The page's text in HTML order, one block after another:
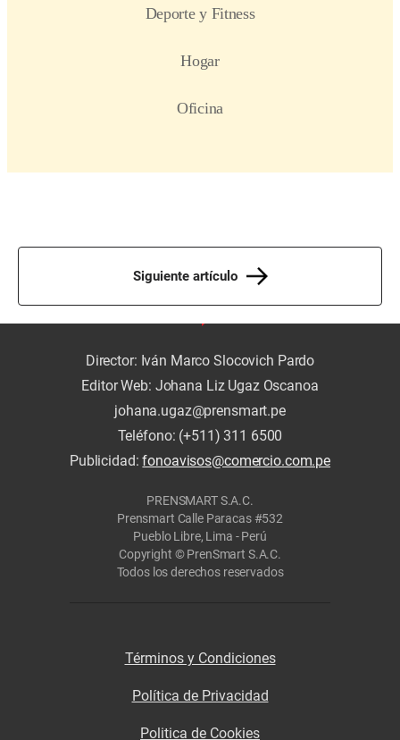
Siguiente artículo
Director: Iván Marco Slocovich Pardo
Editor Web: Johana Liz Ugaz Oscanoa
johana.ugaz@prensmart.pe
Teléfono: (+511) 311 6500
Publicidad:fonoavisos@comercio.com.pe
PRENSMART S.A.C.
Prensmart Calle Paracas #532
Pueblo Libre, Lima - Perú
Copyright © PrenSmart S.A.C.
Todos los derechos reservados
Términos y Condiciones
Política de Privacidad
Politica de Cookies